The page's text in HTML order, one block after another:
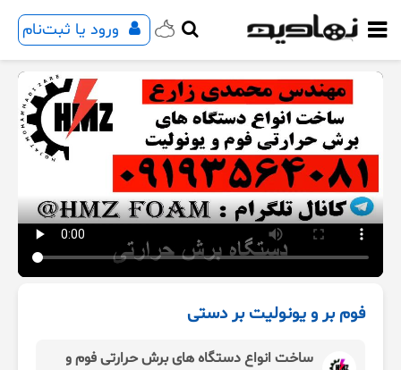
ورود یا ثبت‌نام
فوم بر و یونولیت بر دستی
ساخت انواع دستگاه های برش حرارتی فوم و